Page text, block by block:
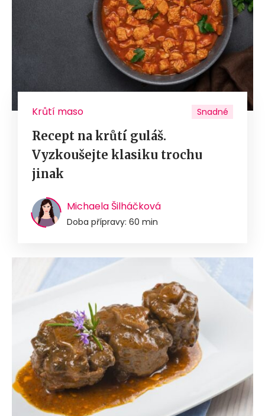
Krůtí maso Snadné
Recept na krůtí guláš.
Vyzkoušejte klasiku trochu
jinak
Michaela Šilháčková
Doba přípravy: 60 min